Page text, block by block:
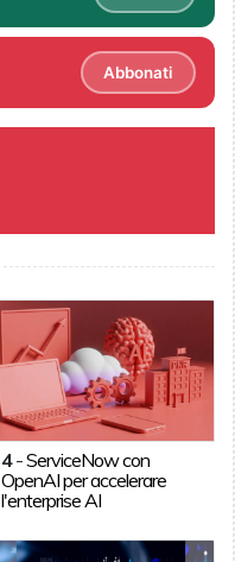
Abbonati
4-ServiceNow con
OpenAI per accelerare
l'enterprise AI